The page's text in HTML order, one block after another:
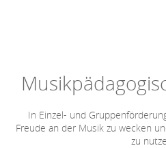
In Einzel- und
Freude an der Musik zu wecken
zu